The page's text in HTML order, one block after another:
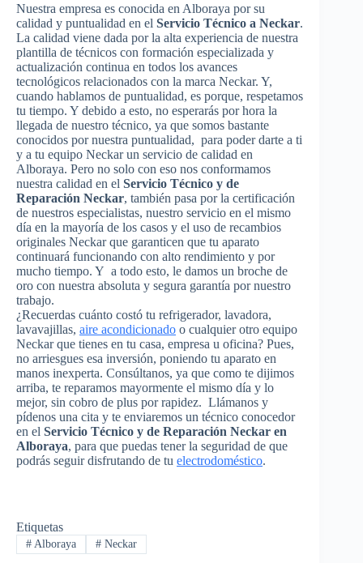
Nuestra empresa es conocida en Alboraya por su
calidad y puntualidad en el Servicio Técnico a Neckar.
La calidad viene dada por la alta experiencia de nuestra
plantilla de técnicos con formación especializada y
actualización continua en todos los avances
tecnológicos relacionados con la marca Neckar. Y,
cuando hablamos de puntualidad, es porque, respetamos
tu tiempo. Y debido a esto, no esperarás por hora la
llegada de nuestro técnico, ya que somos bastante
conocidos por nuestra puntualidad, para poder darte a ti
y a tu equipo Neckar un servicio de calidad en
Alboraya. Pero no solo con eso nos conformamos
nuestra calidad en el Servicio Técnico y de
Reparación Neckar, también pasa por la certificación
de nuestros especialistas, nuestro servicio en el mismo
día en la mayoría de los casos y el uso de recambios
originales Neckar que garanticen que tu aparato
continuará funcionando con alto rendimiento y por
mucho tiempo. Y a todo esto, le damos un broche de
oro con nuestra absoluta y segura garantía por nuestro
trabajo.
¿Recuerdas cuánto costó tu refrigerador, lavadora,
lavavajillas, aire acondicionado o cualquier otro equipo
Neckar que tienes en tu casa, empresa u oficina? Pues,
no arriesgues esa inversión, poniendo tu aparato en
manos inexperta. Consúltanos, ya que como te dijimos
arriba, te reparamos mayormente el mismo día y lo
mejor, sin cobro de plus por rapidez. Llámanos y
pídenos una cita y te enviaremos un técnico conocedor
en el Servicio Técnico y de Reparación Neckar en
Alboraya, para que puedas tener la seguridad de que
podrás seguir disfrutando de tu electrodoméstico.
Etiquetas
#Alboraya #Neckar